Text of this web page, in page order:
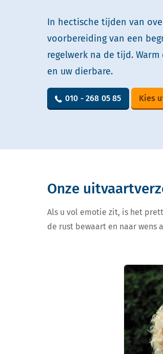
In hectische tijden van
voorbereiding van een
regelwerk na de tijd.
en uw dierbare.
010 - 268 05 85 Kies
Onze
Als u vol emotie zit, is het
de rust bewaart en naar wens